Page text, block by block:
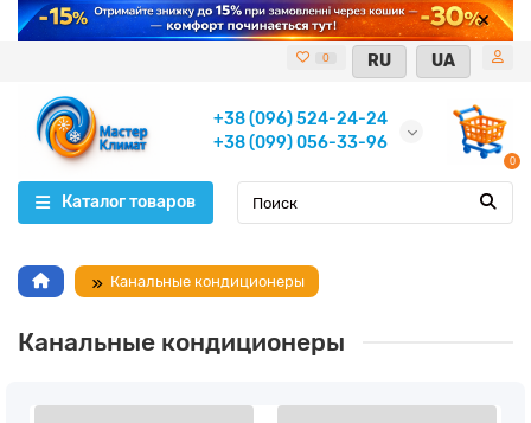
0 RU UA
+38 (096) 524-24-24
+38 (099) 056-33-96
0
Каталог товаров
Канальные кондиционеры
Канальные кондиционеры